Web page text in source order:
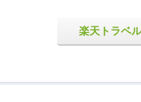
楽天トラベ